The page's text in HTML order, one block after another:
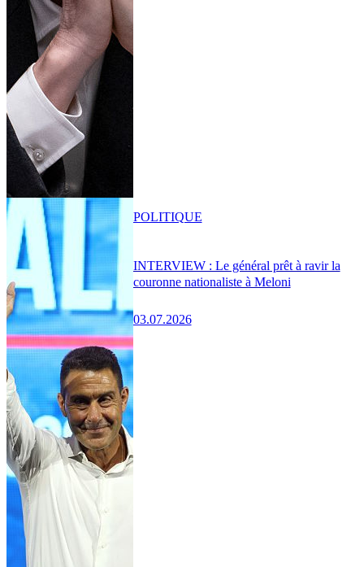
INTERVIEW : Le général prêt à ravir la
couronne nationaliste à Meloni
03.07.2026
POLITIQUE